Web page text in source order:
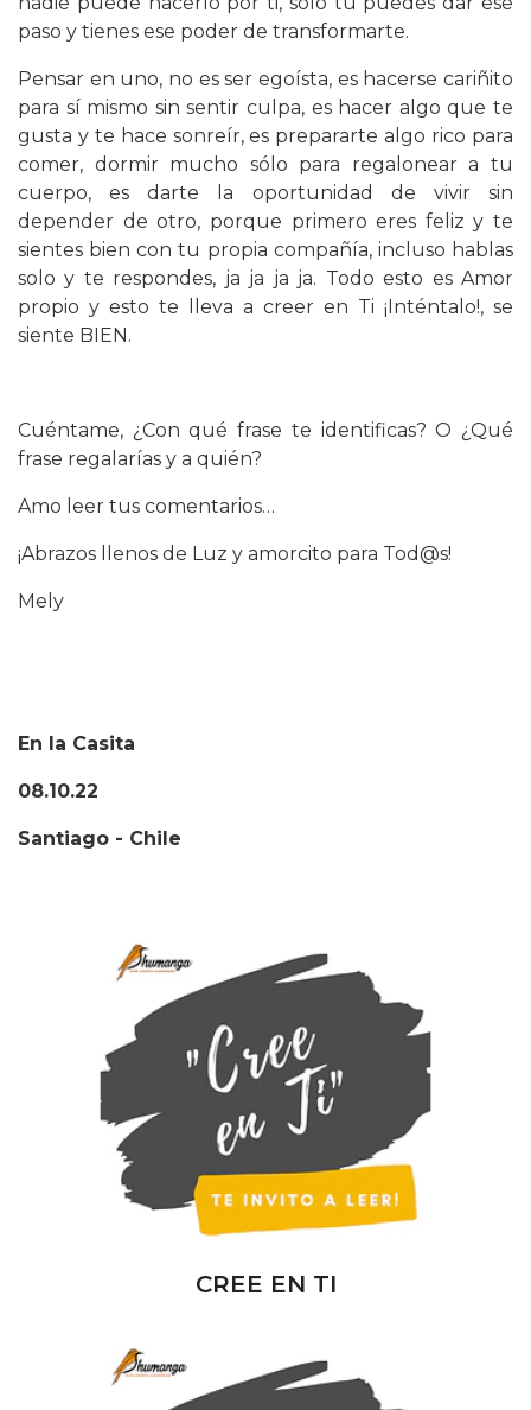
paso y tienes ese poder de transformarte.
Pensar en uno, no es ser egoísta, es hacerse cariñito
para sí mismo sin sentir culpa, es hacer algo que te
gusta y te hace sonreír, es prepararte algo rico para
comer, dormir mucho sólo para regalonear a tu
cuerpo, es darte la oportunidad de vivir sin
depender de otro, porque primero eres feliz y te
sientes bien con tu propia compañía, incluso hablas
solo y te respondes, ja ja ja ja. Todo esto es Amor
propio y esto te lleva a creer en Ti ¡Inténtalo!, se
siente BIEN.
Cuéntame, ¿Con qué frase te identificas? O ¿Qué
frase regalarías y a quién?
Amo leer tus comentarios…
¡Abrazos llenos de Luz y amorcito para Tod@s!
Mely
En la Casita
08.10.22
Santiago - Chile
CREE EN TI